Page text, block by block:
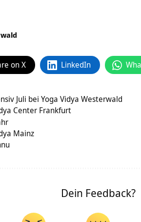
on X LinkedIn
Juli bei Yoga Vidya Westerwald
Center Frankfurt
Mainz
Dein Feedback?